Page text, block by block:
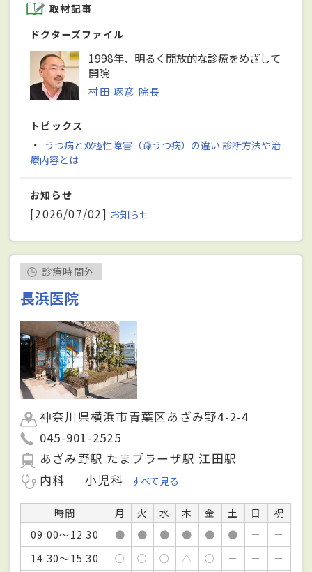
取材記事
ドクターズファイル
1998年、明るく開放的な診療をめざして
開院
村田 琢彦 院長
トピックス
・
うつ病と双極性障害（躁うつ病）の違い 診断方法や治
療内容とは
お知らせ
[2026/07/02] お知らせ
診療時間外
長浜医院
神奈川県横浜市青葉区あざみ野4-2-4
045-901-2525
あざみ野駅 たまプラーザ駅 江田駅
内科
小児科 すべて見る
時間 月 火 水 木 金 土 日
祝
09:00～12:30
● ● ● ● ● ● －
－
14:30～15:30
○ ○ ○ △ ○ － －
－